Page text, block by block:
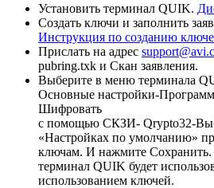
Установить терминал QUIK.
Создать ключи и заполнить
Инструкция по созданию
Прислать на адрес
pubring.txk и Скан заявления.
Выберите в меню терминала
Основные настройки-
Шифровать
с помощью СКЗИ- Qrypto32-
«Настройках по умолчанию»
ключам. И нажмите Сохранить.
терминал QUIK будет
использованием ключей.